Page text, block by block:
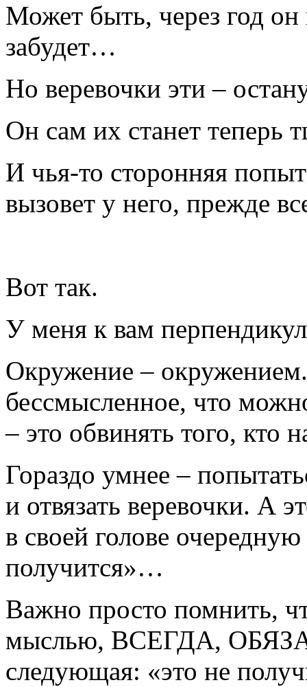
Может быть, через год он
забудет…
Но веревочки эти –
Он сам их станет теперь
И чья-то сторонняя
вызовет у него, прежде
Вот так.
У меня к вам
Окружение –
бессмысленное, что
– это обвинять того, кто
Гораздо умнее –
и отвязать веревочки. А
в своей голове
получится»…
Важно просто помнить,
мыслью, ВСЕГДА,
следующая: «это не